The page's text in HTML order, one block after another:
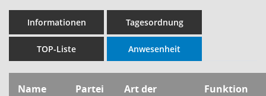
Informationen Tagesordnung
TOP-Liste Anwesenheit
Name Partei
Art der
Funktion